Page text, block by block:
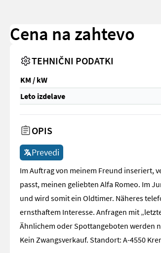
Cena na zahtevo
TEHNIČNI PODATKI
KM / kW
Leto izdelave
OPIS
Prevedi
Im Auftrag von meinem Freund inseriert,
passt, meinen geliebten Alfa Romeo. Im
und wird somit ein Oldtimer. Näheres
ernsthaftem Interesse. Anfragen mit
Ähnlichem oder Spottangeboten werden
Kein Zwangsverkauf. Standort: A-4550